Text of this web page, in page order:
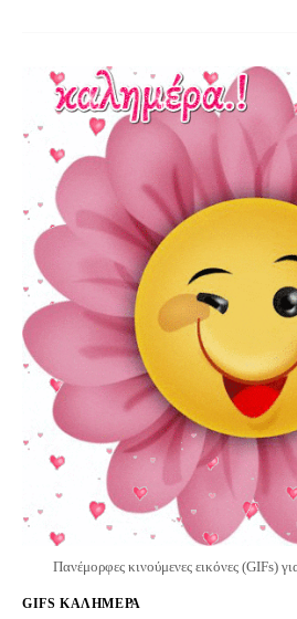
Πανέμορφες κινούμενες εικόνες (GIFs)
GIFS KΑΛΗΜΈΡΑ